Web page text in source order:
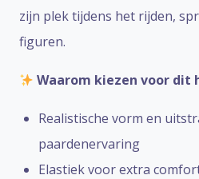
zijn plek tijdens het rijden,
figuren.
Waarom kiezen voor dit
Realistische vorm en
paardenervaring
Elastiek voor extra